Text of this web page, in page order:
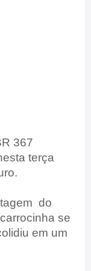
367
terça
do
se
em um